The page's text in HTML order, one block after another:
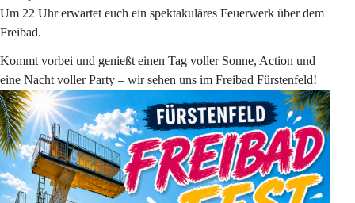
Um 22 Uhr erwartet euch ein spektakuläres Feuerwerk über dem
Freibad.
Kommt vorbei und genießt einen Tag voller Sonne, Action und
eine Nacht voller Party – wir sehen uns im Freibad Fürstenfeld!